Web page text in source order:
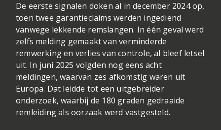
De eerste signalen doken al in december 2024 op,
toen twee garantieclaims werden ingediend
vanwege lekkende remslangen. In één geval werd
zelfs melding gemaakt van verminderde
remwerking en verlies van controle, al bleef letsel
uit. In juni 2025 volgden nog eens acht
meldingen, waarvan zes afkomstig waren uit
Europa. Dat leidde tot een uitgebreider
onderzoek, waarbij de 180 graden gedraaide
remleiding als oorzaak werd vastgesteld.